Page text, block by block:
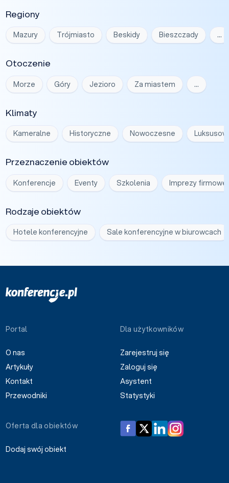
Regiony
Mazury Trójmiasto Beskidy Bieszczady …
Otoczenie
Morze Góry Jezioro Za miastem …
Klimaty
Kameralne Historyczne Nowoczesne
Przeznaczenie obiektów
Konferencje Eventy Szkolenia Imprezy firmowe
Rodzaje obiektów
Hotele konferencyjne Sale konferencyjne w biurowcach
Portal
O nas
Artykuły
Kontakt
Przewodniki
Dla użytkowników
Zarejestruj się
Zaloguj się
Asystent
Statystyki
Oferta dla obiektów
Dodaj swój obiekt